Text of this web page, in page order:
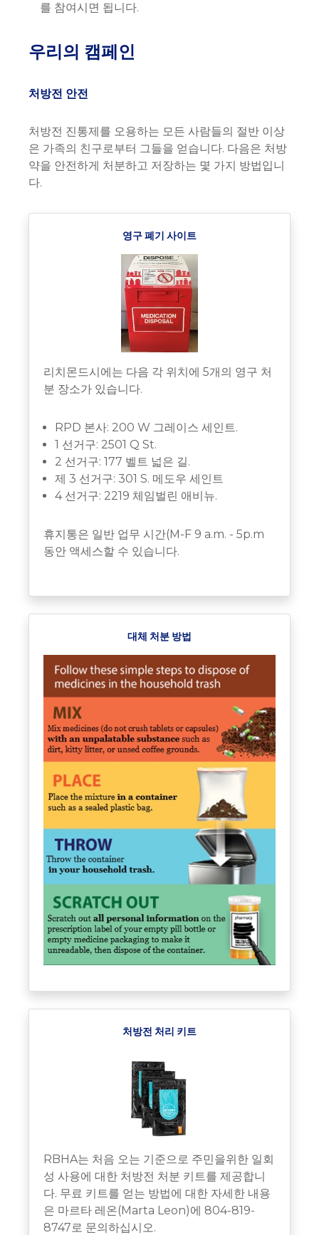
를 참여시면 됩니다.
우리의 캠페인
처방전 안전
처방전 진통제를 오용하는 모든 사람들의 절반 이상
은 가족의 친구로부터 그들을 얻습니다. 다음은 처방
약을 안전하게 처분하고 저장하는 몇 가지 방법입니
다.
영구 폐기 사이트
리치몬드시에는 다음 각 위치에 5개의 영구 처
분 장소가 있습니다.
RPD 본사: 200 W 그레이스 세인트.
1 선거구: 2501 Q St.
2 선거구: 177 벨트 넓은 길.
제 3 선거구: 301 S. 메도우 세인트
4 선거구: 2219 체임벌린 애비뉴.
휴지통은 일반 업무 시간(M-F 9 a.m. - 5p.m
동안 액세스할 수 있습니다.
대체 처분 방법
처방전 처리 키트
RBHA는 처음 오는 기준으로 주민을위한 일회
성 사용에 대한 처방전 처분 키트를 제공합니
다. 무료 키트를 얻는 방법에 대한 자세한 내용
은 마르타 레온(Marta Leon)에 804-819-
8747로 문의하십시오.